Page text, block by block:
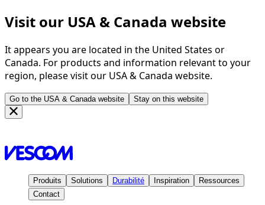
Visit our USA & Canada website
It appears you are located in the United States or
Canada. For products and information relevant to your
region, please visit our USA & Canada website.
Go to the USA & Canada website Stay on this website
Produits Solutions Durabilité Inspiration
Ressources
Contact